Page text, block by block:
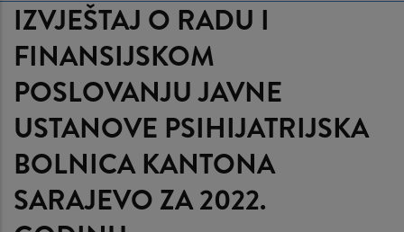
IZVJEŠTAJ O RADU I
FINANSIJSKOM
POSLOVANJU JAVNE
USTANOVE PSIHIJATRIJSKA
BOLNICA KANTONA
SARAJEVO ZA 2022.